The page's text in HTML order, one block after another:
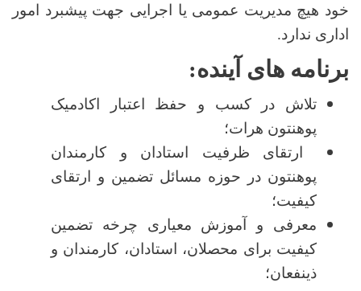
خود هیچ مدیریت عمومی یا اجرایی جهت پیشبرد امور
اداری ندارد.
برنامه­ های آینده:
تلاش در کسب و حفظ اعتبار اکادمیک
پوهنتون هرات؛
ارتقای ظرفیت استادان و کارمندان
پوهنتون در حوزه مسائل تضمین و ارتقای
کیفیت؛
معرفی و آموزش معیاری چرخه تضمین
کیفیت برای محصلان، استادان، کارمندان و
ذینفعان؛